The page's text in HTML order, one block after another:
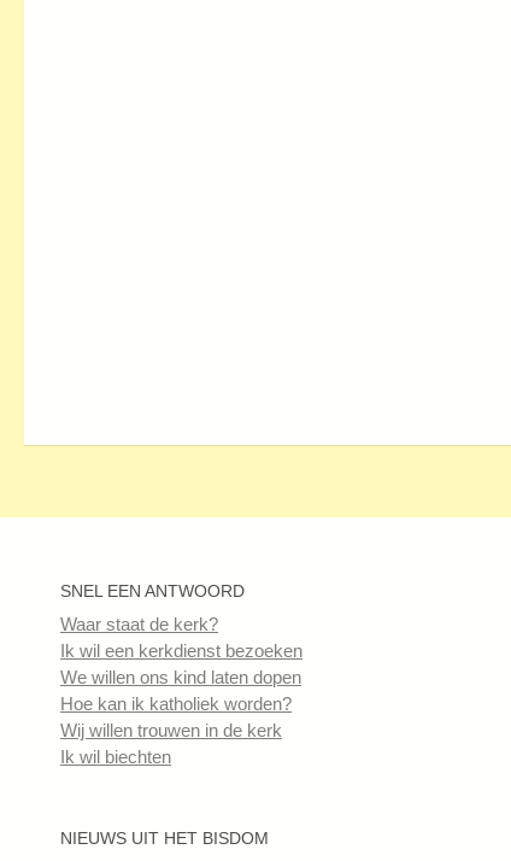
SNEL EEN ANTWOORD
Waar staat de kerk?
Ik wil een kerkdienst bezoeken
We willen ons kind laten dopen
Hoe kan ik katholiek worden?
Wij willen trouwen in de kerk
Ik wil biechten
NIEUWS UIT HET BISDOM